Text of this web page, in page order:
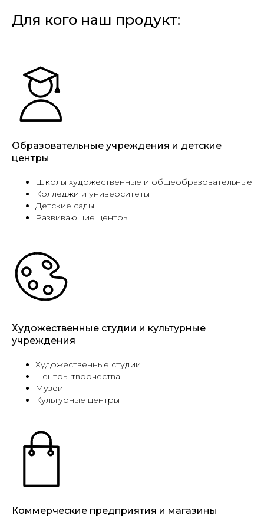
Для кого наш продукт:
Образовательные учреждения и детские
центры
Школы художественные и общеобразовательные
Колледжи и университеты
Детские сады
Развивающие центры
Художественные студии и культурные
учреждения
Художественные студии
Центры творчества
Музеи
Культурные центры
Коммерческие предприятия и магазины